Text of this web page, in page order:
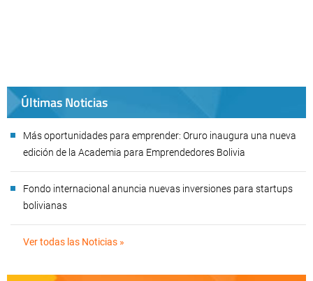
Últimas Noticias
Más oportunidades para emprender: Oruro inaugura una nueva
edición de la Academia para Emprendedores Bolivia
Fondo internacional anuncia nuevas inversiones para startups
bolivianas
Ver todas las Noticias »